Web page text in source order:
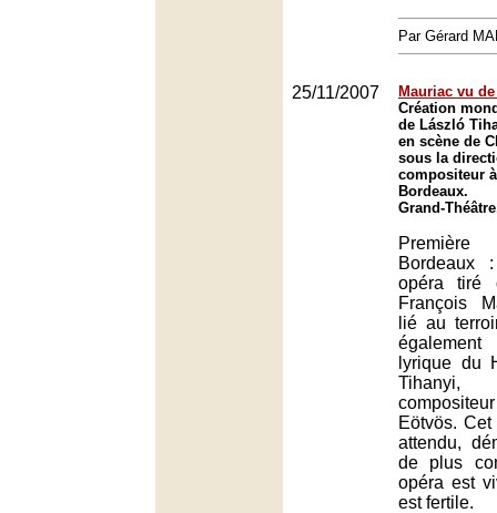
Par Gérard
25/11/2007
Mauriac vu
Création
de László
en scène de
sous la
compositeur
Bordeaux.
Grand-
Bordeaux
opéra tiré
François
lié au
lyrique du
Eötvös.
attendu,
de plus
opéra est
est fertile.